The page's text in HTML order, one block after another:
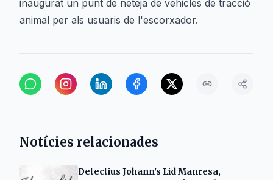
inaugurat un punt de neteja de vehicles de tracció
animal per als usuaris de l'escorxador.
Notícies relacionades
Detectius Johann's Lid Manresa,